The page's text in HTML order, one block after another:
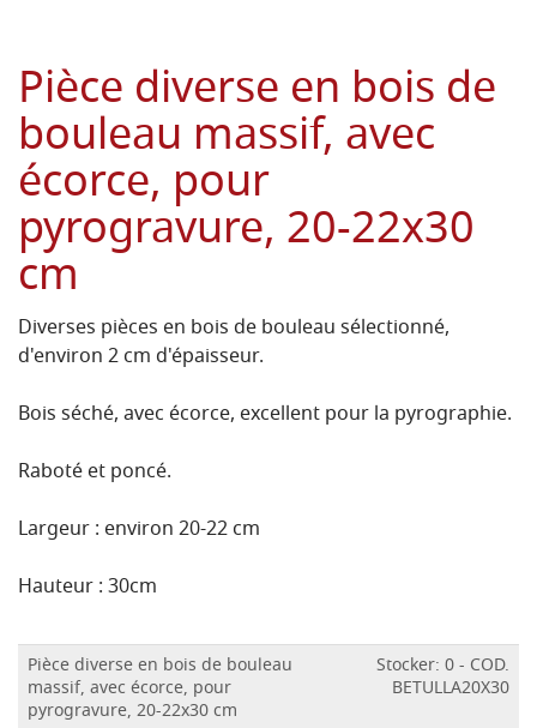
Pièce diverse en bois de
bouleau massif, avec
écorce, pour
pyrogravure, 20-22x30
cm
Diverses pièces en bois de bouleau sélectionné,
d'environ 2 cm d'épaisseur.
Bois séché, avec écorce, excellent pour la pyrographie.
Raboté et poncé.
Largeur : environ 20-22 cm
Hauteur : 30cm
Pièce diverse en bois de bouleau
massif, avec écorce, pour
pyrogravure, 20-22x30 cm
Stocker: 0 - COD.
BETULLA20X30